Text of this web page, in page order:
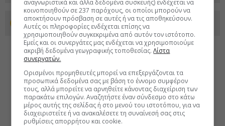
Προσθέστε το euro2day.gr στο Discover
αναγνωριστικά και άλλα δεδομένα συσκευής) ενδέχεται να
κοινοποιηθούν σε 237 παρόχους, οι οποίοι μπορούν να
αποκτήσουν πρόσβαση σε αυτές ή να τις αποθηκεύσουν.
Αυτές οι πληροφορίες ενδέχεται επίσης να
χρησιμοποιηθούν συγκεκριμένα από αυτόν τον ιστότοπο.
Εμείς και οι συνεργάτες μας ενδέχεται να χρησιμοποιούμε
ακριβή δεδομένα γεωγραφικής τοποθεσίας.Λίστα
συνεργατών.
Ορισμένοι προμηθευτές μπορεί να επεξεργάζονται τα
προσωπικά δεδομένα σας με βάση το έννομο συμφέρον
τους, αλλά μπορείτε να αρνηθείτε κάνοντας διαχείριση των
παρακάτω επιλογών. Αναζητήστε έναν σύνδεσμο στο κάτω
μέρος αυτής της σελίδας ή στο μενού του ιστοτόπου, για να
διαχειριστείτε ή να ανακαλέσετε τη συναίνεσή σας στις
ρυθμίσεις απορρήτου και cookie.